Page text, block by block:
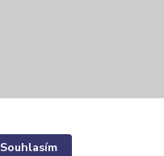
Souhlasím